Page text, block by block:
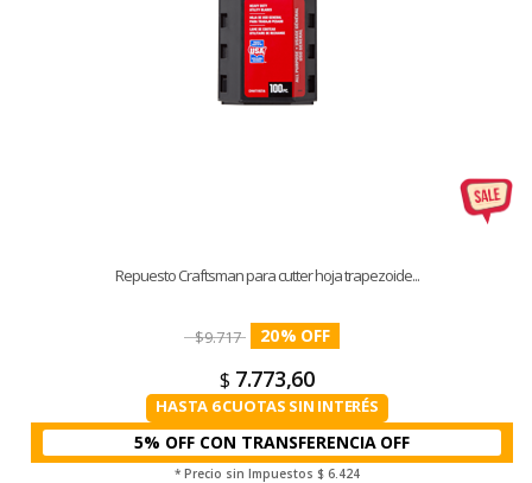
Repuesto Craftsman para cutter hoja trapezoide...
$9.717 20%
$ 7.773,60
HASTA 6 CUOTAS SIN INTERÉS
5% OFF CON TRANSFERENCIA
* Precio sin Impuestos $ 6.424